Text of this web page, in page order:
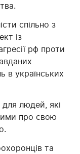
спільно з
із
рф проти
в українських
людей, які
про свою
та